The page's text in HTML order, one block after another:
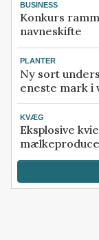
BUSINESS
Konkurs
navneskifte
PLANTER
Ny sort
eneste mark i
KVÆG
Eksplosive